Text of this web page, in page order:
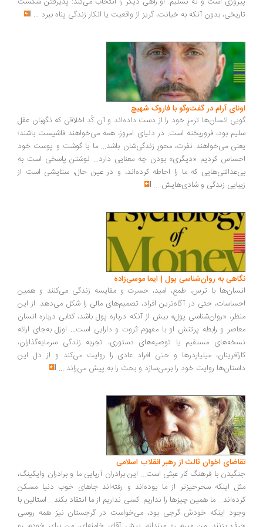
تاریخی، بدون آنکه به خیانت، گریز از واقعیت یا انکار زندگی پناه ببرد ...
اونای آرام در گفت‌وگو با فاروک شهیچ‭
گویی انسان‌ها ترمزِ خود را از دست داده‌اند و آن کُدِ اخلاقی که نگهبان عقل
سلیم بود، فروریخته است. در دنیای امروز، همه می‌خواهند فاشیست باشند؛
یعنی می‌خواهند نفرت، محورِ زندگی‌شان باشد... ما با گوشت و پوست خود
احساس کردیم «دیگری» بودن چه معنایی دارد... نوشتن پاسخی است به
بی‌عدالتی‌هایی که ما را احاطه کرده‌اند، و در عین حال، ستایشی است از
زیبایی زندگی و شادی‌هایش ...
نگاهی به روان‌شناسی پول | ایما موسی‌زاده
انسان‌ها با ترس، طمع، امید، حسرت و مقایسه زندگی می‌کنند و همین
احساسات، حتی در آگاه‌ترین افراد، تصمیم‌های مالی را شکل می‌دهد. از این
منظر، «روان‌شناسی پول» بیش از آنکه درباره پول باشد، کتابی درباره انسان
معاصر و رابطه پرتنش او با مفهوم ثروت و دارایی است... اوزل به‌جای ارائه
نسخه‌های مستقیم یا توصیه‌های دستوری، تجربه زندگی سرمایه‌گذاران،
کارآفرینان، میلیاردرها و حتی افراد عادی را روایت می‌کند و از دل این
داستان‌ها روایت خود را برمی‌سازد و بحث را به پیش می‌راند ...
تقاضای اخوان ثالث از رهبر انقلاب اسلامی
جنگیدن با فرهنگ کار عبثی است... این برادران آریایی ما و برادران وایکینگ،
مثل اینکه سحرخیزتر از ما بوده‌اند و رفته‌اند جاهای خوب دنیا مسکن
کرده‌اند... ما همین چیزها را نداریم. کسی نداریم از ما انتقاد بکند... استالین با
وجود اینکه خودش گرجی بود، می‌خواست در گرجستان نیز همه روسی